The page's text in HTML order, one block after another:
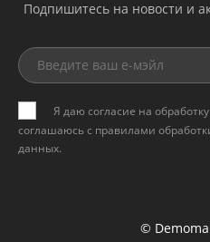
Подпишитесь на новости и
Я даю согласие на
соглашаюсь с правилами
данных.
©